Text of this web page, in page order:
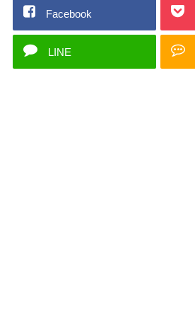
Facebook
LINE